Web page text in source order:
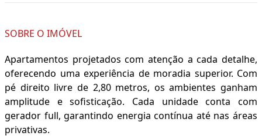
SOBRE O IMÓVEL
Apartamentos projetados com atenção a cada detalhe,
oferecendo uma experiência de moradia superior. Com
pé direito livre de 2,80 metros, os ambientes ganham
amplitude e sofisticação. Cada unidade conta com
gerador full, garantindo energia contínua até nas áreas
privativas.